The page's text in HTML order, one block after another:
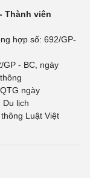
Thành viên
hợp số: 692/GP-
GP - BC, ngày
ngày
Du lịch
Luật Việt